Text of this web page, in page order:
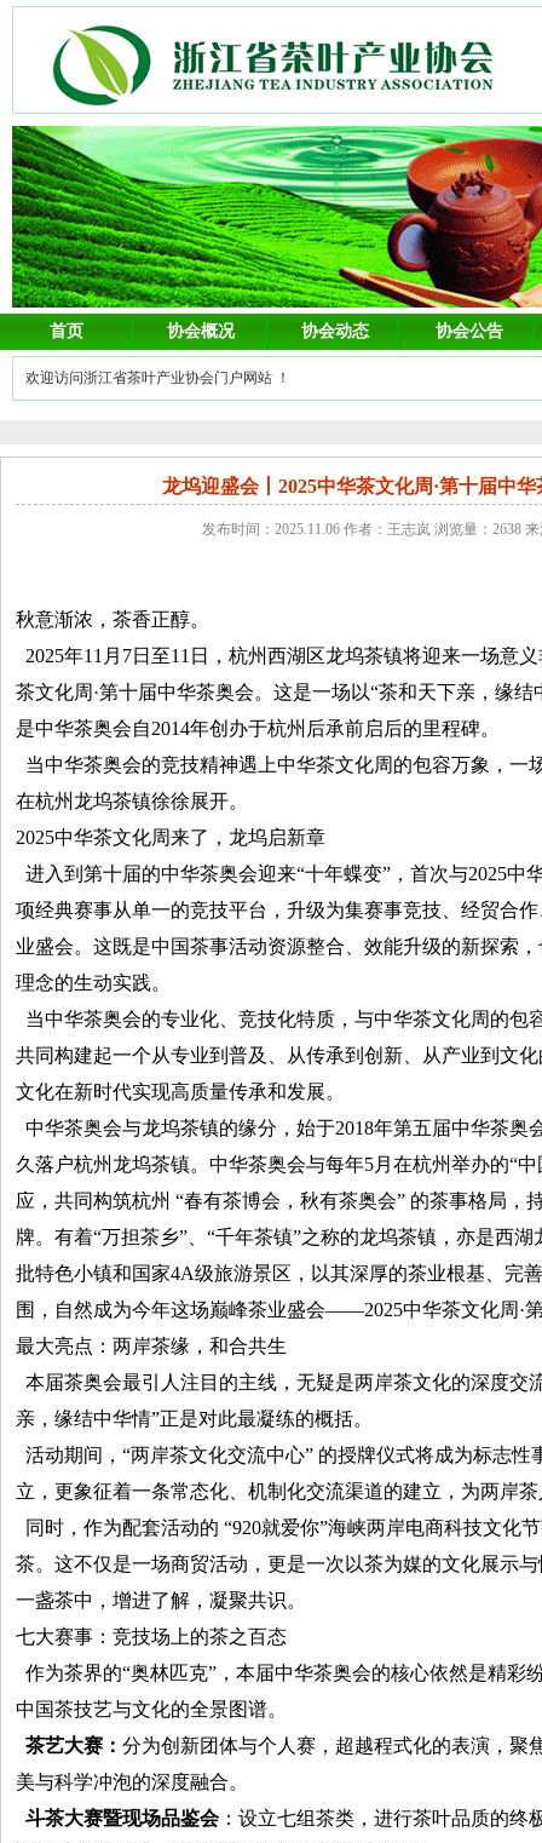
首页 协会概况 协会动态 协会公告
欢迎访问浙江省茶叶产业协会门户网站 ！
龙坞迎盛会丨2025中华茶文化周·第十届中
发布时间：2025.11.06 作者：王志岚 浏览量：2638
秋意渐浓，茶香正醇。
2025年11月7日至11日，杭州西湖区龙坞茶镇将迎来一场意
茶文化周·第十届中华茶奥会。这是一场以“茶和天下亲，缘
是中华茶奥会自2014年创办于杭州后承前启后的里程碑。
当中华茶奥会的竞技精神遇上中华茶文化周的包容万象，一
在杭州龙坞茶镇徐徐展开。
2025中华茶文化周来了，龙坞启新章
进入到第十届的中华茶奥会迎来“十年蝶变”，首次与2025中
项经典赛事从单一的竞技平台，升级为集赛事竞技、经贸合
业盛会。这既是中国茶事活动资源整合、效能升级的新探索
理念的生动实践。
当中华茶奥会的专业化、竞技化特质，与中华茶文化周的包
共同构建起一个从专业到普及、从传承到创新、从产业到文
文化在新时代实现高质量传承和发展。
中华茶奥会与龙坞茶镇的缘分，始于2018年第五届中华茶奥
久落户杭州龙坞茶镇。中华茶奥会与每年5月在杭州举办的“
应，共同构筑杭州 “春有茶博会，秋有茶奥会” 的茶事格局，
牌。有着“万担茶乡”、“千年茶镇”之称的龙坞茶镇，亦是西
批特色小镇和国家4A级旅游景区，以其深厚的茶业根基、完
围，自然成为今年这场巅峰茶业盛会——2025中华茶文化周·
最大亮点：两岸茶缘，和合共生
本届茶奥会最引人注目的主线，无疑是两岸茶文化的深度交
亲，缘结中华情”正是对此最凝练的概括。
活动期间，“两岸茶文化交流中心” 的授牌仪式将成为标志性
立，更象征着一条常态化、机制化交流渠道的建立，为两岸
同时，作为配套活动的 “920就爱你”海峡两岸电商科技文化
茶。这不仅是一场商贸活动，更是一次以茶为媒的文化展示
一盏茶中，增进了解，凝聚共识。
七大赛事：竞技场上的茶之百态
作为茶界的“奥林匹克”，本届中华茶奥会的核心依然是精彩
中国茶技艺与文化的全景图谱。
茶艺大赛： 分为创新团体与个人赛，超越程式化的表演，聚
美与科学冲泡的深度融合。
斗茶大赛暨现场品鉴会：设立七组茶类，进行茶叶品质的终